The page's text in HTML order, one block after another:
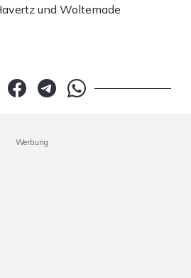
und Woltemade
Werbung